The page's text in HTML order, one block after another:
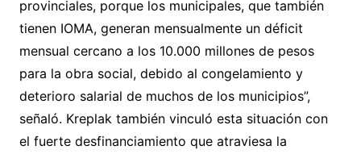
provinciales, porque los municipales, que también
tienen IOMA, generan mensualmente un déficit
mensual cercano a los 10.000 millones de pesos
para la obra social, debido al congelamiento y
deterioro salarial de muchos de los municipios”,
señaló. Kreplak también vinculó esta situación con
el fuerte desfinanciamiento que atraviesa la